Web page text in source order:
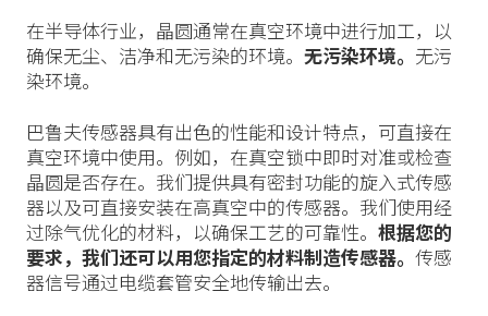
在半导体行业，晶圆通常在真空环境中进行加工，以
确保无尘、洁净和无污染的环境。 无污染环境。 无污
染环境。
巴鲁夫传感器具有出色的性能和设计特点，可直接在
真空环境中使用。例如，在真空锁中即时对准或检查
晶圆是否存在。我们提供具有密封功能的旋入式传感
器以及可直接安装在高真空中的传感器。我们使用经
过除气优化的材料，以确保工艺的可靠性。 根据您的
要求，我们还可以用您指定的材料制造传感器。 传感
器信号通过电缆套管安全地传输出去。